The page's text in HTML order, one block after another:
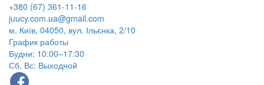
+380 (67) 361-11-16
juucy.com.ua@gmail.com
м. Київ, 04050, вул. Ільєнка, 2/10
График работы
Будни: 10:00–17:30
Сб, Вс: Выходной